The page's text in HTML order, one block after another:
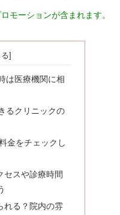
モーションが含まれます。
は医療機関に相
るクリニックの
金をチェックし
セスや診療時間
れる？院内の雰